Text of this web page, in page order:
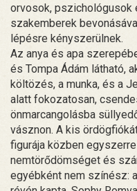
orvosok, pszichológusok
szakemberek
lépésre kényszerülnek.
Az anya és apa
és Tompa Ádám látható,
költözés, a munka, és a
alatt fokozatosan,
önmarcangolásba
vásznon. A kis
figurája közben
nemtörődömséget és
egyébként nem színész: